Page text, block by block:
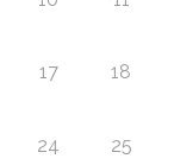
17 18
24 25